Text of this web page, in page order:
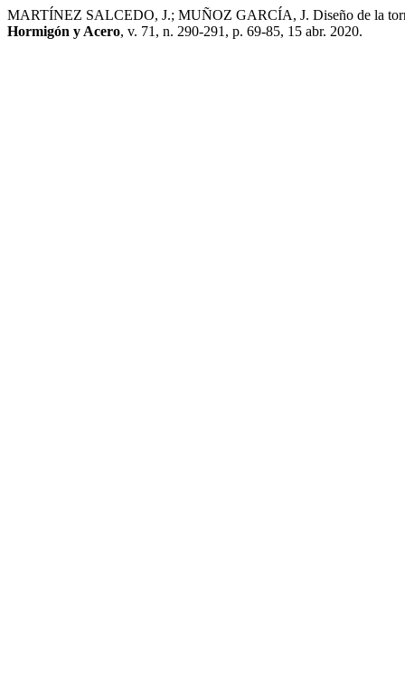
MARTÍNEZ SALCEDO, J.; MUÑOZ GARCÍA, J. Diseño de la
Hormigón y Acero, v. 71, n. 290-291, p. 69-85, 15 abr. 2020.